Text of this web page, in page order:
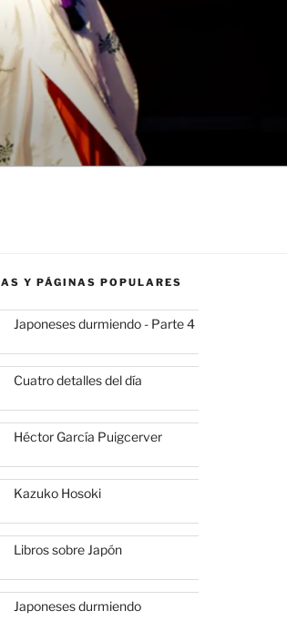
Y PÁGINAS POPULARES
Japoneses durmiendo - Parte 4
Cuatro detalles del día
Héctor García Puigcerver
Kazuko Hosoki
Libros sobre Japón
Japoneses durmiendo